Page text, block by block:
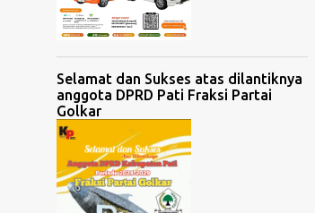
Selamat dan Sukses atas dilantiknya
anggota DPRD Pati Fraksi Partai
Golkar